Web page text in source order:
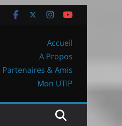
Accueil
A Propos
Partenaires & Amis
Mon UTIP